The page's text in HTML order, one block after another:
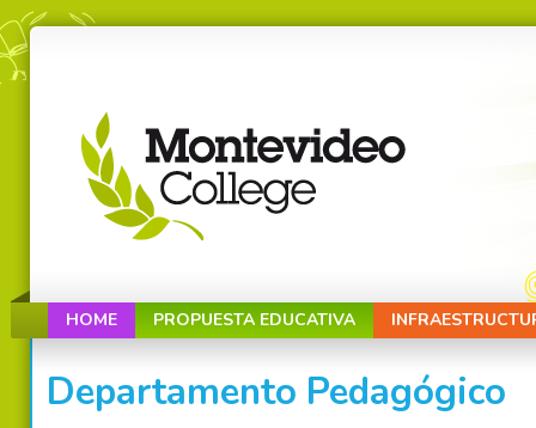
HOME PROPUESTA EDUCATIVA
Departamento Pedagógico